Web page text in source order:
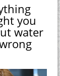
you
water